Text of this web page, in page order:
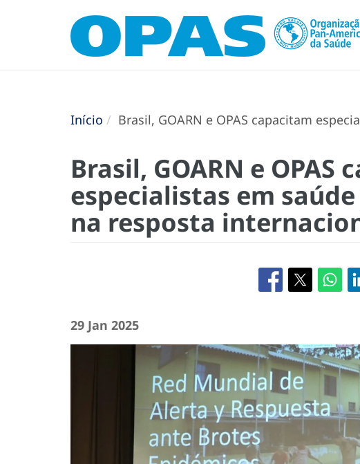
Início Brasil, GOARN e OPAS capacitam
Brasil, GOARN e OPAS
especialistas em
na resposta
29 Jan 2025